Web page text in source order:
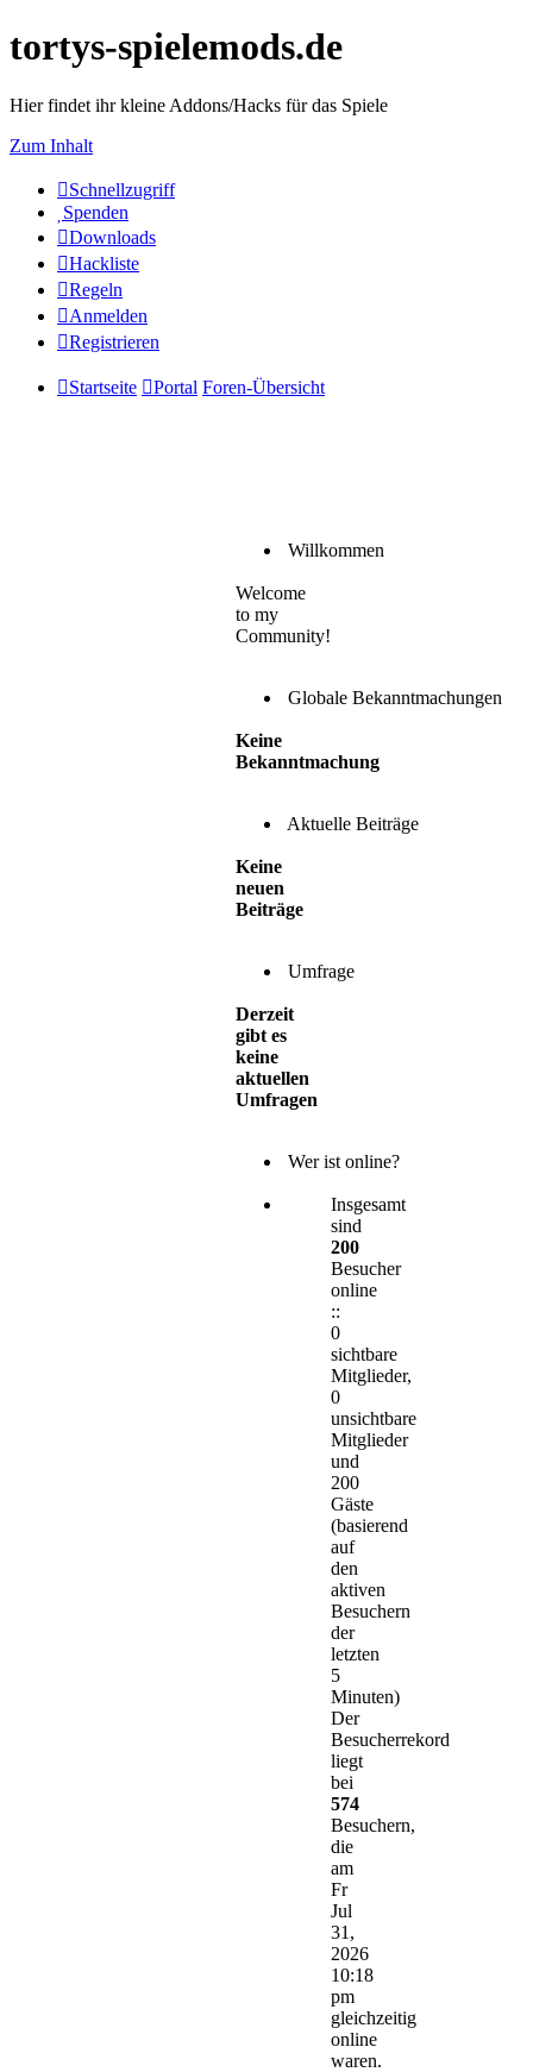
tortys-spielemods.de
Hier findet ihr kleine Addons/Hacks für das Spiele
Zum Inhalt
Schnellzugriff
Spenden
Downloads
Hackliste
Regeln
Anmelden
Registrieren
Startseite Portal Foren-Übersicht
Willkommen
Welcome
to my
Community!
Globale Bekanntmachungen
Keine
Bekanntmachung
Aktuelle Beiträge
Keine
neuen
Beiträge
Umfrage
Derzeit
gibt es
keine
aktuellen
Umfragen
Wer ist online?
Insgesamt
sind
200
Besucher
online
::
0
sichtbare
Mitglieder,
0
unsichtbare
Mitglieder
und
200
Gäste
(basierend
auf
den
aktiven
Besuchern
der
letzten
5
Minuten)
Der
Besucherrekord
liegt
bei
574
Besuchern,
die
am
Fr
Jul
31,
2026
10:18
pm
gleichzeitig
online
waren.